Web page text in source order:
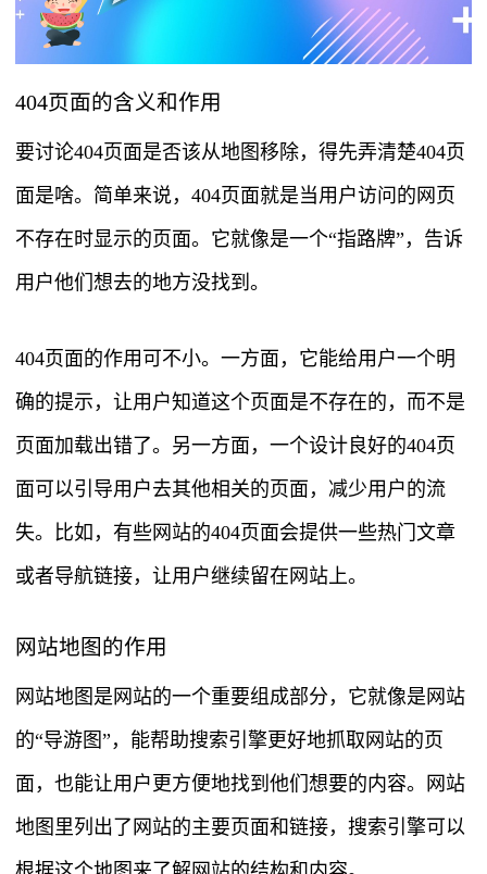
404页面的含义和作用
要讨论404页面是否该从地图移除，得先弄清楚404页
面是啥。简单来说，404页面就是当用户访问的网页
不存在时显示的页面。它就像是一个“指路牌”，告诉
用户他们想去的地方没找到。
404页面的作用可不小。一方面，它能给用户一个明
确的提示，让用户知道这个页面是不存在的，而不是
页面加载出错了。另一方面，一个设计良好的404页
面可以引导用户去其他相关的页面，减少用户的流
失。比如，有些网站的404页面会提供一些热门文章
或者导航链接，让用户继续留在网站上。
网站地图的作用
网站地图是网站的一个重要组成部分，它就像是网站
的“导游图”，能帮助搜索引擎更好地抓取网站的页
面，也能让用户更方便地找到他们想要的内容。网站
地图里列出了网站的主要页面和链接，搜索引擎可以